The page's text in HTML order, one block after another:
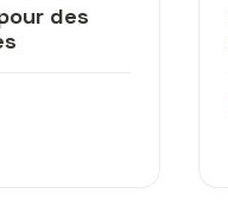
des